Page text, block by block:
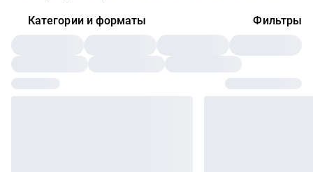
Категории и форматы Фильтры